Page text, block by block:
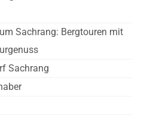
Sachrang: Bergtouren mit
Sachrang